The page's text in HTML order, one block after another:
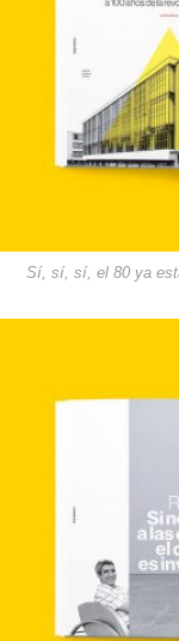
Sí, sí, sí, el 80 ya